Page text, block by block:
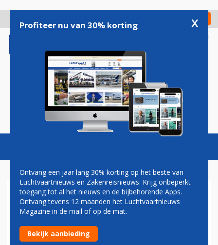
gaan
Check in
Magazine Podcasts Vacatures
SLOTS
Luchthavenkoepel boos: 'VK geeft
luchtvaartmaatschappijen vrijbrief om vluchten te
Profiteer nu van 30% korting x
Ontvang een jaar lang 30% korting op het beste van
Luchtvaartnieuws en Zakenreisnieuws. Krijg onbeperkt
toegang tot al het nieuws en de bijbehorende Apps.
Ontvang tevens 12 maanden het Luchtvaartnieuws
Magazine in de mail of op de mat.
Bekijk aanbieding